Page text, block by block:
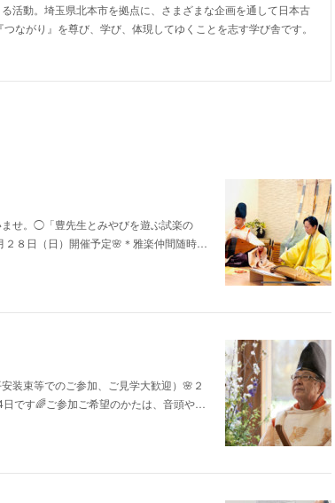
活動。埼玉県北本市を拠点に、さまざまな企画を通して日本古
ながり』を尊び、学び、体現してゆくことを志す学び舎です。
せ。◯「豊先生とみやびを遊ぶ試楽の
２８日（日）開催予定🌸＊雅楽仲間随時…
装束等でのご参加、ご見学大歓迎）🌸２
です🌈ご参加ご希望のかたは、音頭や…